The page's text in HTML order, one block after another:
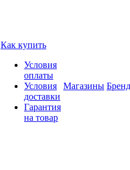
Как купить
Условия
оплаты
Условия
доставки
Гарантия
на товар
Магазины